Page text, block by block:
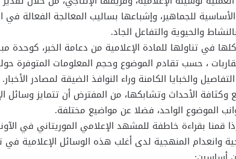
للجماهير، وإشباعها بساليب المعالجة الفعالة
والحيوية والتفاعل الجاد.
في تناولها للمادة الإعلامية من دعامة الخبر، كوحدة
، حسب تقادم الموضوع وحجم المعلومات المتوفرة
والخبايا الكامنة وراء النوافذ الضيقة لمصادر
وكثافة الأحداث وتشابكها، من المفترض أن تتمايز وسائل
الموضوع الواحد، فضلا عن مواضيع مختلفة.
قمنا بقراءة خاطفة للمشهد الإعلامي الموريتاني في
وانعدام المنهجية لدى أغلب هذه الوسائل الإعلامية في